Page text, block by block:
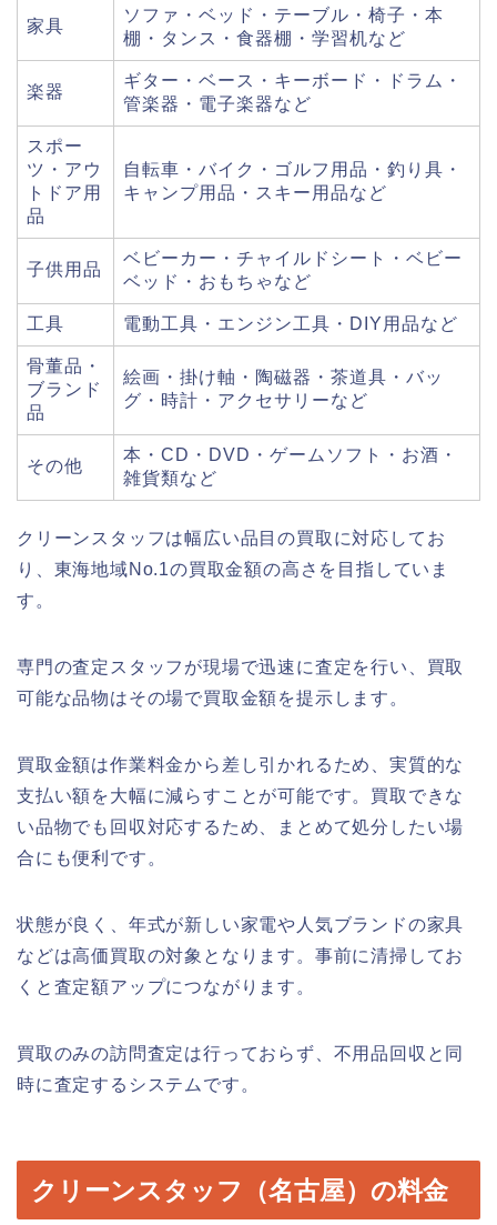
家具
ソファ・ベッド・テーブル・椅子・本
棚・タンス・食器棚・学習机など
楽器
ギター・ベース・キーボード・ドラム・
管楽器・電子楽器など
スポー
ツ・アウ
トドア用
品
自転車・バイク・ゴルフ用品・釣り具・
キャンプ用品・スキー用品など
子供用品
ベビーカー・チャイルドシート・ベビー
ベッド・おもちゃなど
工具 電動工具・エンジン工具・DIY用品など
骨董品・
ブランド
品
絵画・掛け軸・陶磁器・茶道具・バッ
グ・時計・アクセサリーなど
その他
本・CD・DVD・ゲームソフト・お酒・
雑貨類など
クリーンスタッフは幅広い品目の買取に対応してお
り、東海地域No.1の買取金額の高さを目指していま
す。
専門の査定スタッフが現場で迅速に査定を行い、買取
可能な品物はその場で買取金額を提示します。
買取金額は作業料金から差し引かれるため、実質的な
支払い額を大幅に減らすことが可能です。買取できな
い品物でも回収対応するため、まとめて処分したい場
合にも便利です。
状態が良く、年式が新しい家電や人気ブランドの家具
などは高価買取の対象となります。事前に清掃してお
くと査定額アップにつながります。
買取のみの訪問査定は行っておらず、不用品回収と同
時に査定するシステムです。
クリーンスタッフ（名古屋）の料金